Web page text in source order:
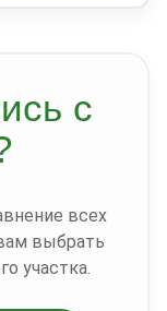
с
всех
выбрать
участка.